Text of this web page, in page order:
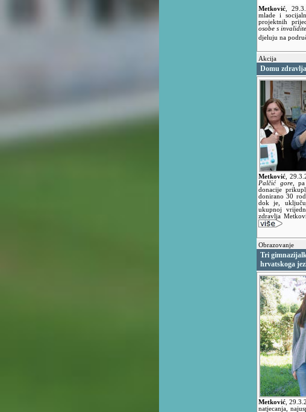
Metković ,
mlade i
projektnih
osobe s
djeluju na
Akcija
Domu
Metković
Palčić gore, pa
donacije
donirano 30
dok je,
ukupnoj
zdravlja
Obrazovanje
Tri
hrvatskoga
Metković ,
natjecanja,